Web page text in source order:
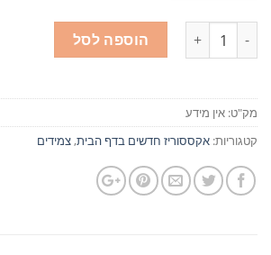
הוספה לסל
מק"ט: אין מידע
קטגוריות: אקססוריז חדשים בדף הבית,צמידים